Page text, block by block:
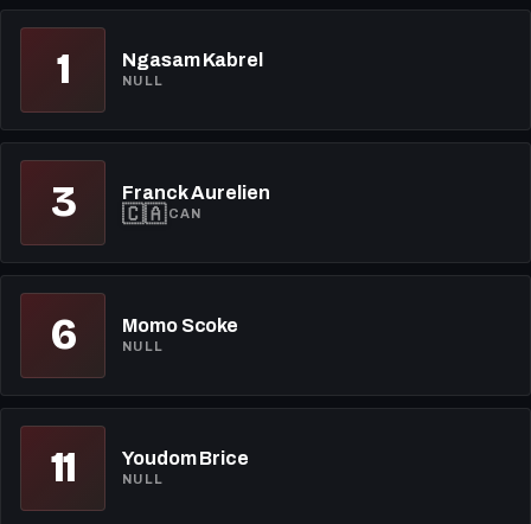
1 Ngasam Kabrel
NULL
3 Franck Aurelien
🇨🇦CAN
6 Momo Scoke
NULL
11 Youdom Brice
NULL